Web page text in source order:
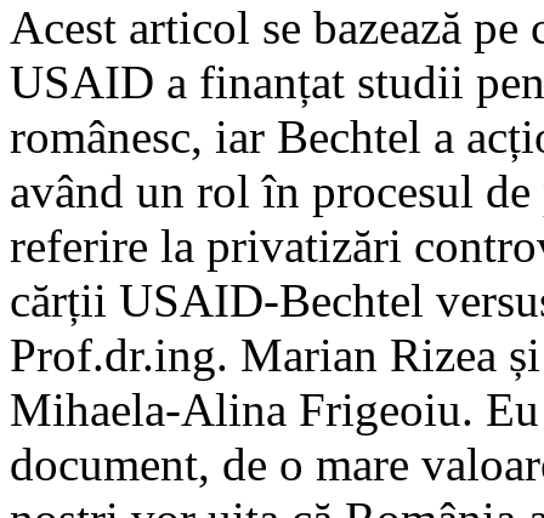
Acest articol se bazează
USAID a finanțat studii
românesc, iar Bechtel a
având un rol în procesul de
referire la privatizări
cărții USAID-Bechtel
Prof.dr.ing. Marian Rizea
Mihaela-Alina Frigeoiu. Eu
document, de o mare